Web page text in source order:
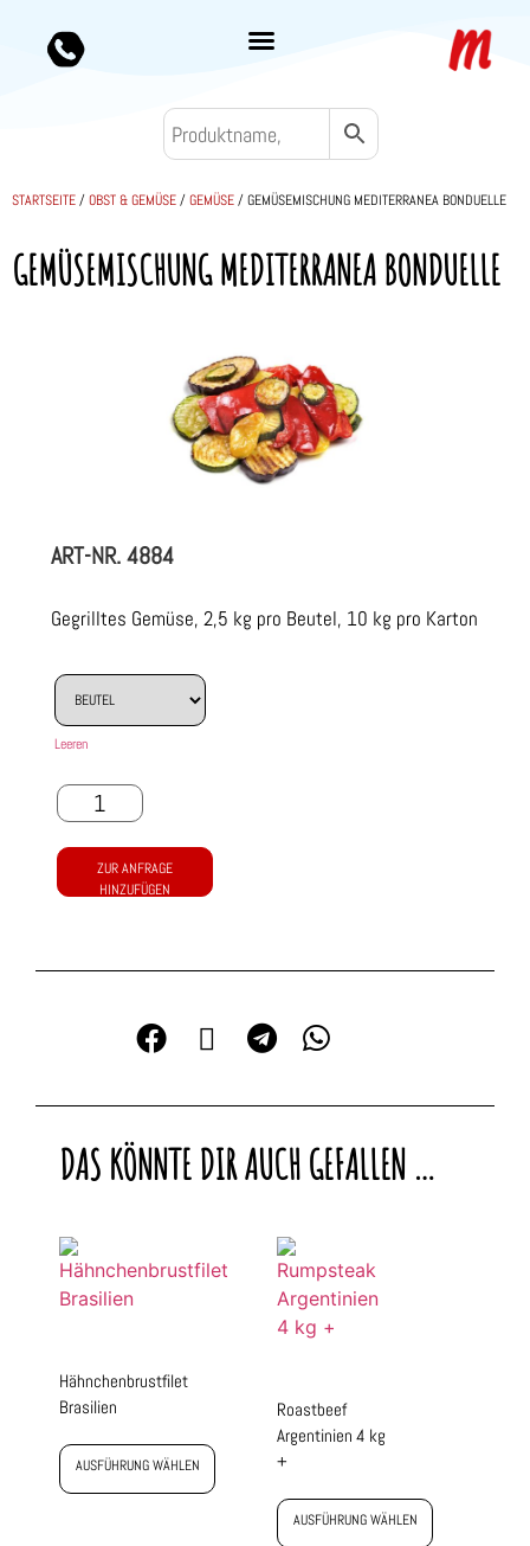
STARTSEITE/OBST & GEMÜSE/GEMÜSE/ GEMÜSEMISCHUNG MEDITERRANEA BONDUELLE
GEMÜSEMISCHUNG MEDITERRANEA BONDUELLE
ART-NR.4884
Gegrilltes Gemüse, 2,5 kg pro Beutel, 10 kg pro Karton
Leeren
ZUR ANFRAGE
HINZUFÜGEN
DAS KÖNNTE DIR AUCH GEFALLEN …
Hähnchenbrustfilet
Brasilien
AUSFÜHRUNG WÄHLEN
Roastbeef
Argentinien 4 kg
+
AUSFÜHRUNG WÄHLEN